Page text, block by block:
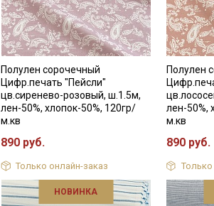
Полулен сорочечный
Цифр.печать "Пейсли"
цв.сиренево-розовый, ш.1.5м,
лен-50%, хлопок-50%, 120гр/
м.кв
890 руб.
Только онлайн-заказ
Полулен
лен-50%,
м.кв
890 руб.
Только
НОВИНКА